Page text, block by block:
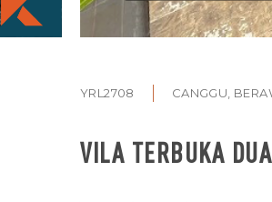
YRL2708 CANGGU,
VILA TERBUKA